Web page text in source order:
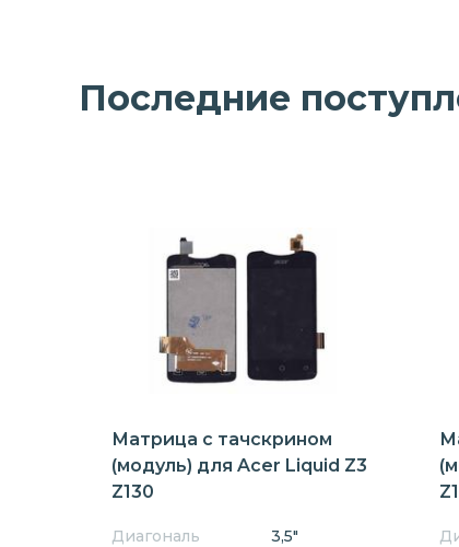
Последние
Матрица с тачскрином
(модуль) для Acer Liquid Z3
Z130
Диагональ
3,5"